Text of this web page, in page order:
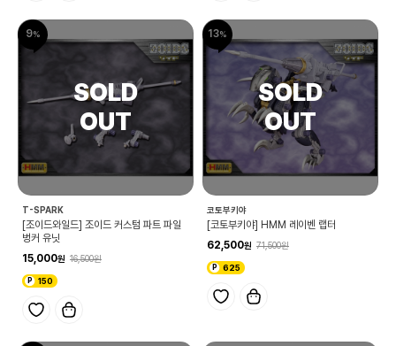
9
T-SPARK
[조이드와일드] 조이드 커스텀 파트 파일
벙커 유닛
15,000
16,500
150
13
코토부키야
[코토부키야] HMM 레이벤 랩터
62,500
71,500
625